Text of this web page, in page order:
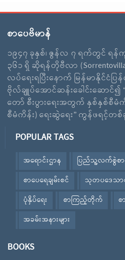
စာပေဗိမာန်
၁၉၄၇ ခုနှစ်၊ ဇွန်လ ၇ ရက်တွင် ရန်
၃၆၁ ရှိ ဆိုရန်တိုဗီလာ
လပ်ရေးရပြီးနောက် မြန်မာနိုင်
ဗိုလ်ချူပ်အောင်ဆန်းခေါင်းဆောင်၍
တော် စီးပွားရေးအတွက် နှစ်နှစ်စီ
စီမံကိန်း) ရေးဆွဲရေး” ကွန်ဖရင့်တစ်
POPULAR TAGS
အရောင်းဌာန ပြည်သူ့လက်စွဲစာ
စာပေရေချမ်းစင်
သုတပဒေသာ
ပုံနှိပ်ရေး
စာကြည့်တိုက်
စ
အခမ်းအနားများ
BOOKS